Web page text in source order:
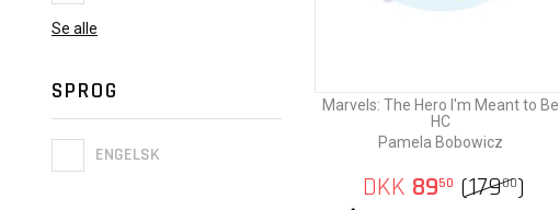
Se alle
SPROG
ENGELSK
Marvels: The Hero I'm Meant to Be
HC
Pamela Bobowicz
DKK 8950 (17900)